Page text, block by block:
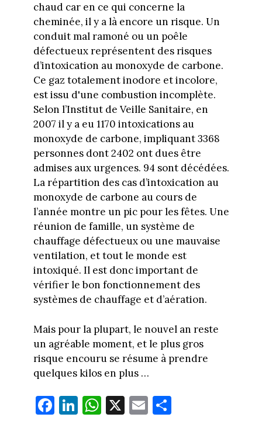
chaud car en ce qui concerne la
cheminée, il y a là encore un risque. Un
conduit mal ramoné ou un poêle
défectueux représentent des risques
d’intoxication au monoxyde de carbone.
Ce gaz totalement inodore et incolore,
est issu d'une combustion incomplète.
Selon l’Institut de Veille Sanitaire, en
2007 il y a eu 1170 intoxications au
monoxyde de carbone, impliquant 3368
personnes dont 2402 ont dues être
admises aux urgences. 94 sont décédées.
La répartition des cas d’intoxication au
monoxyde de carbone au cours de
l’année montre un pic pour les fêtes. Une
réunion de famille, un système de
chauffage défectueux ou une mauvaise
ventilation, et tout le monde est
intoxiqué. Il est donc important de
vérifier le bon fonctionnement des
systèmes de chauffage et d’aération.
Mais pour la plupart, le nouvel an reste
un agréable moment, et le plus gros
risque encouru se résume à prendre
quelques kilos en plus …
Fa
ce
Li
nk
W
ha
X E
m
Pa
rt